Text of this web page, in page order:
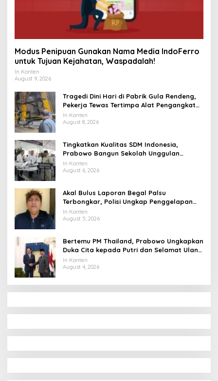
Modus Penipuan Gunakan Nama Media IndoFerro
untuk Tujuan Kejahatan, Waspadalah!
In Konten
August 9, 2026
Tragedi Dini Hari di Pabrik Gula Rendeng,
Pekerja Tewas Tertimpa Alat Pengangkat
Tebu
In Konten
August 8, 2026
Tingkatkan Kualitas SDM Indonesia,
Prabowo Bangun Sekolah Unggulan
hingga Undang Universitas Terbaik Dunia
In Konten
August 6, 2026
Akal Bulus Laporan Begal Palsu
Terbongkar, Polisi Ungkap Penggelapan
Uang Perusahaan untuk Crypto
In Konten
August 5, 2026
Bertemu PM Thailand, Prabowo Ungkapkan
Duka Cita kepada Putri dan Selamat Ulang
Tahun ke Raja Thailand
In Konten
August 4, 2026